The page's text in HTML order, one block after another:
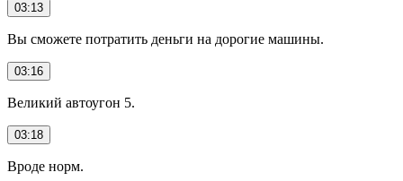
03:13
Вы сможете потратить деньги на дорогие машины.
03:16
Великий автоугон 5.
03:18
Вроде норм.